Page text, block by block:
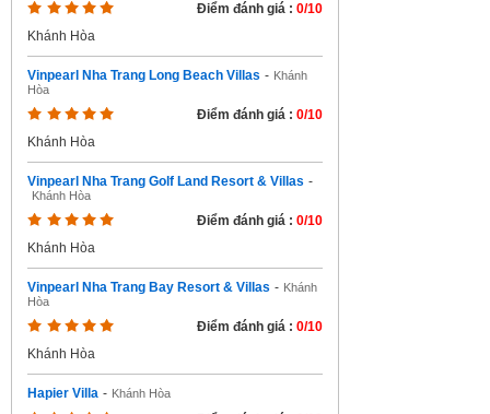
Điểm đánh giá : 0/10
Khánh Hòa
Vinpearl Nha Trang Long Beach Villas - Khánh
Hòa
Điểm đánh giá : 0/10
Khánh Hòa
Vinpearl Nha Trang Golf Land Resort & Villas -
Khánh Hòa
Điểm đánh giá : 0/10
Khánh Hòa
Vinpearl Nha Trang Bay Resort & Villas - Khánh
Hòa
Điểm đánh giá : 0/10
Khánh Hòa
Hapier Villa - Khánh Hòa